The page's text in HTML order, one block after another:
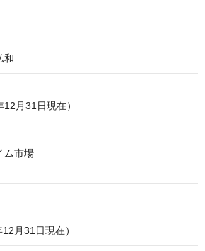
和
ム市場